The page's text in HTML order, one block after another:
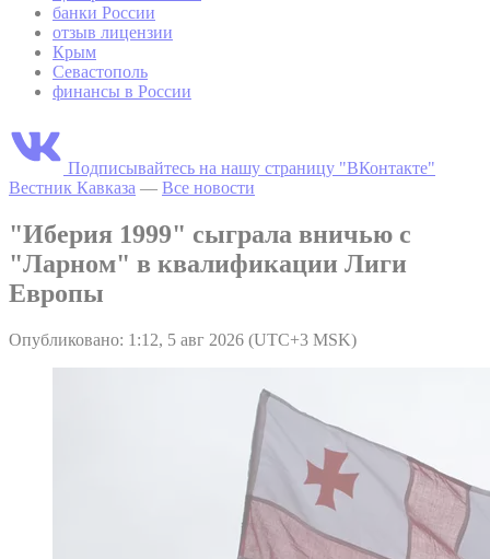
банки России
отзыв лицензии
Крым
Севастополь
финансы в России
Подписывайтесь на нашу страницу "ВКонтакте"
Вестник Кавказа — Все новости
"Иберия 1999" сыграла вничью с
"Ларном" в квалификации Лиги
Европы
Опубликовано: 1:12, 5 авг 2026 (UTC+3 MSK)